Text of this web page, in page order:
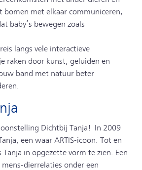
bomen met elkaar communiceren,
baby’s bewegen zoals
langs vele interactieve
raken door kunst, geluiden en
band met natuur beter
Dichtbij Tanja! In 2009
een waar ARTIS-icoon. Tot en
in opgezette vorm te zien. Een
dierrelaties onder een